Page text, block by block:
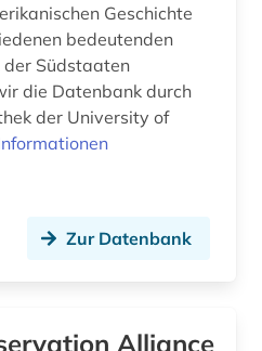
geschichte 1691-1820 (1)
geschichte 1700-1900 (1)
geschichte 1714-1915 (1)
geschichte 1760-1900 (3)
geschichte 1800-1920 (1)
geschichte 1820-1870 (1)
Geschichte
bedeutenden
Südstaaten
die Datenbank durch
der University of
Zur Datenbank
Alliance